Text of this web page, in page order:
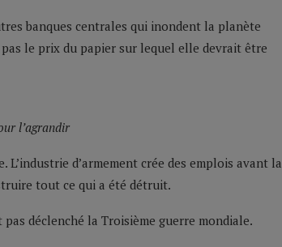
banques centrales qui inondent la planète
le prix du papier sur lequel elle devrait être
l’agrandir
d’armement crée des emplois avant la
tout ce qui a été détruit.
pas déclenché la Troisième guerre mondiale.